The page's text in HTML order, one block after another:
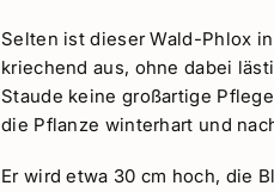
Selten ist dieser Wald-Phlox
kriechend aus, ohne dabei
Staude keine großartige
die Pflanze winterhart und
Er wird etwa 30 cm hoch, die